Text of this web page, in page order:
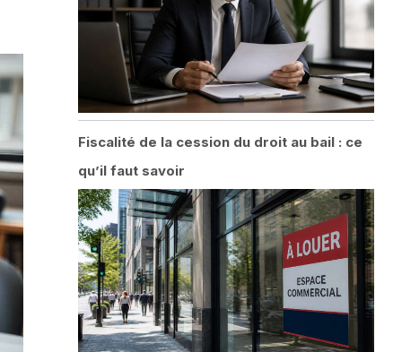
Fiscalité de la cession du droit au bail : ce
qu’il faut savoir